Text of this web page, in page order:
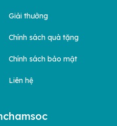
Giải thưởng
Chính sách quà tặng
Chính sách bảo mật
Liên hệ